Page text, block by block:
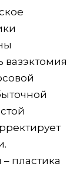
вазэктомия
пластика